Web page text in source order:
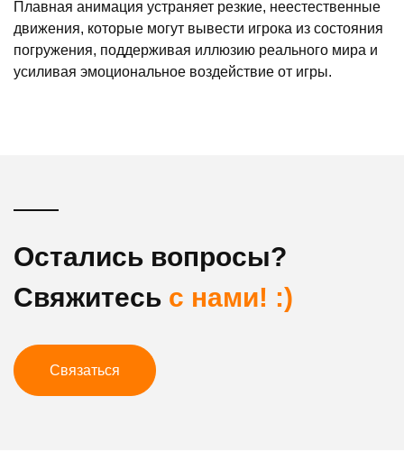
Плавная анимация устраняет резкие, неестественные
движения, которые могут вывести игрока из состояния
погружения, поддерживая иллюзию реального мира и
усиливая эмоциональное воздействие от игры.
Остались вопросы?
Свяжитесь с нами! :)
Связаться